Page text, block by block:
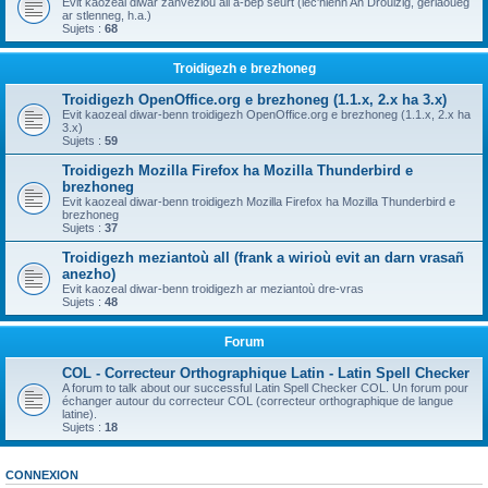
ar stlenneg, h.a.)
Sujets : 68
Troidigezh e brezhoneg
Troidigezh OpenOffice.org e brezhoneg (1.1.x, 2.x ha 3.x)
Evit kaozeal diwar-benn troidigezh OpenOffice.org e brezhoneg (1.1.x, 2.x ha
3.x)
Sujets : 59
Troidigezh Mozilla Firefox ha Mozilla Thunderbird e
brezhoneg
Evit kaozeal diwar-benn troidigezh Mozilla Firefox ha Mozilla Thunderbird e
brezhoneg
Sujets : 37
Troidigezh meziantoù all (frank a wirioù evit an darn vrasañ
anezho)
Evit kaozeal diwar-benn troidigezh ar meziantoù dre-vras
Sujets : 48
Forum
COL - Correcteur Orthographique Latin - Latin Spell Checker
A forum to talk about our successful Latin Spell Checker COL. Un forum pour
échanger autour du correcteur COL (correcteur orthographique de langue
latine).
Sujets : 18
CONNEXION